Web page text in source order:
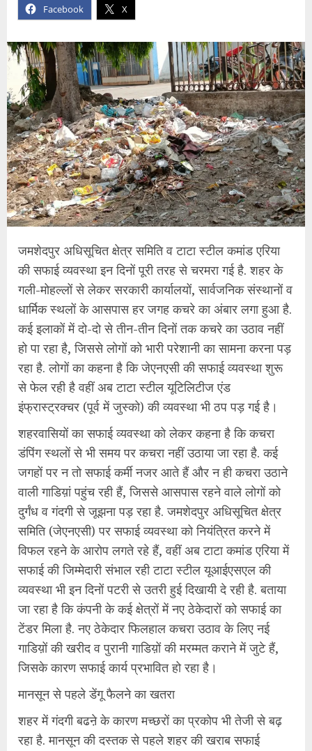
Facebook X
जमशेदपुर अधिसूचित क्षेत्र समिति व टाटा स्टील कमांड एरिया
की सफाई व्यवस्था इन दिनों पूरी तरह से चरमरा गई है. शहर के
गली-मोहल्लों से लेकर सरकारी कार्यालयों, सार्वजनिक संस्थानों व
धार्मिक स्थलों के आसपास हर जगह कचरे का अंबार लगा हुआ है.
कई इलाकों में दो-दो से तीन-तीन दिनों तक कचरे का उठाव नहीं
हो पा रहा है, जिससे लोगों को भारी परेशानी का सामना करना पड़
रहा है. लोगों का कहना है कि जेएनएसी की सफाई व्यवस्था शुरू
से फेल रही है वहीं अब टाटा स्टील यूटिलिटीज एंड
इंफ्रास्ट्रक्चर (पूर्व में जुस्को) की व्यवस्था भी ठप पड़ गई है।
शहरवासियों का सफाई व्यवस्था को लेकर कहना है कि कचरा
डंपिंग स्थलों से भी समय पर कचरा नहीं उठाया जा रहा है. कई
जगहों पर न तो सफाई कर्मी नजर आते हैं और न ही कचरा उठाने
वाली गाडिय़ां पहुंच रही हैं, जिससे आसपास रहने वाले लोगों को
दुर्गंध व गंदगी से जूझना पड़ रहा है. जमशेदपुर अधिसूचित क्षेत्र
समिति (जेएनएसी) पर सफाई व्यवस्था को नियंत्रित करने में
विफल रहने के आरोप लगते रहे हैं, वहीं अब टाटा कमांड एरिया में
सफाई की जिम्मेदारी संभाल रही टाटा स्टील यूआईएसएल की
व्यवस्था भी इन दिनों पटरी से उतरी हुई दिखायी दे रही है. बताया
जा रहा है कि कंपनी के कई क्षेत्रों में नए ठेकेदारों को सफाई का
टेंडर मिला है. नए ठेकेदार फिलहाल कचरा उठाव के लिए नई
गाडिय़ों की खरीद व पुरानी गाडिय़ों की मरम्मत कराने में जुटे हैं,
जिसके कारण सफाई कार्य प्रभावित हो रहा है।
मानसून से पहले डेंगू फैलने का खतरा
शहर में गंदगी बढऩे के कारण मच्छरों का प्रकोप भी तेजी से बढ़
रहा है. मानसून की दस्तक से पहले शहर की खराब सफाई